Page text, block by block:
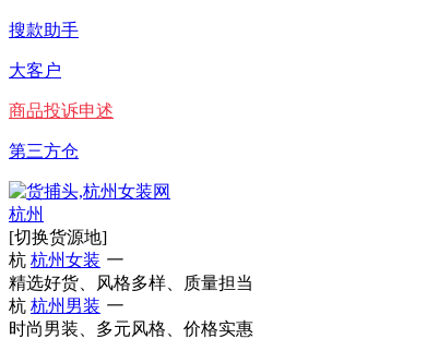
搜款助手
大客户
商品投诉申述
第三方仓
杭州
[切换货源地]
杭 杭州女装 一
精选好货、风格多样、质量担当
杭 杭州男装 一
时尚男装、多元风格、价格实惠